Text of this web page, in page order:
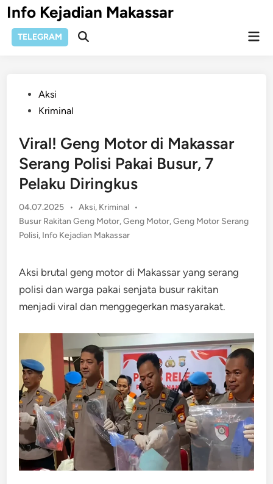
Skip
to
content
Info Kejadian Makassar
TELEGRAM
Open
PostedAksi
Kriminal
Viral! Geng Motor di Makassar
Serang Polisi Pakai Busur, 7
Pelaku Diringkus
04.07.2025 • Posted
in
Aksi, Kriminal •
Busur Rakitan Geng Motor,Geng Motor,Geng Motor Serang
Polisi, Info Kejadian Makassar
Aksi brutal geng motor di Makassar yang serang
polisi dan warga pakai senjata busur rakitan
menjadi viral dan menggegerkan masyarakat.